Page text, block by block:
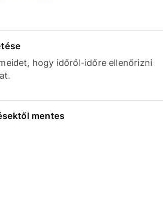
hogy időről-időre ellenőrizni
mentes